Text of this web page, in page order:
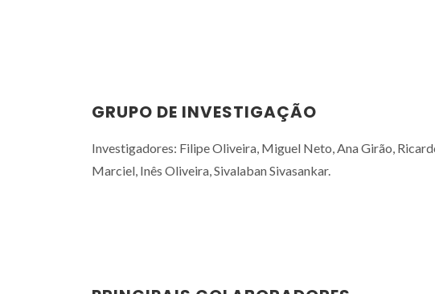
GRUPO DE INVESTIGAÇÃO
Investigadores: Filipe Oliveira, Miguel Neto, Ana Girão,
Marciel, Inês Oliveira, Sivalaban Sivasankar.